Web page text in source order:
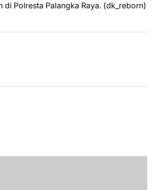
Polresta Palangka Raya. (dk_reborn)